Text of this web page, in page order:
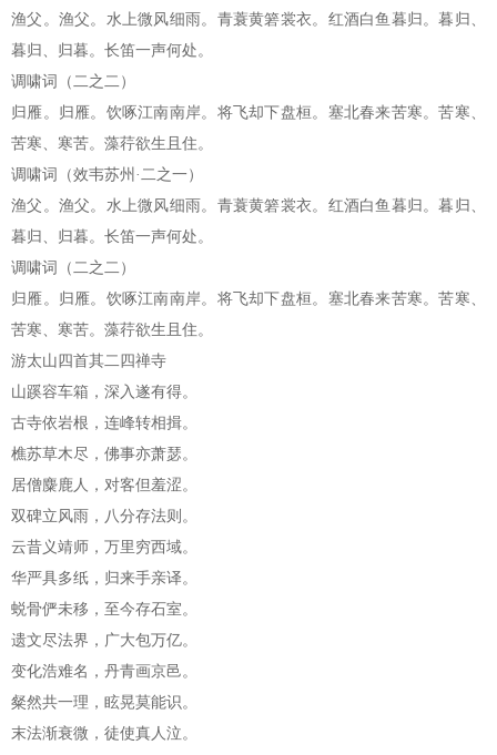
渔父。渔父。水上微风细雨。青蓑黄箬裳衣。红酒白鱼暮归。暮归、
暮归、归暮。长笛一声何处。
调啸词（二之二）
归雁。归雁。饮啄江南南岸。将飞却下盘桓。塞北春来苦寒。苦寒、
苦寒、寒苦。藻荇欲生且住。
调啸词（效韦苏州·二之一）
渔父。渔父。水上微风细雨。青蓑黄箬裳衣。红酒白鱼暮归。暮归、
暮归、归暮。长笛一声何处。
调啸词（二之二）
归雁。归雁。饮啄江南南岸。将飞却下盘桓。塞北春来苦寒。苦寒、
苦寒、寒苦。藻荇欲生且住。
游太山四首其二四禅寺
山蹊容车箱，深入遂有得。
古寺依岩根，连峰转相揖。
樵苏草木尽，佛事亦萧瑟。
居僧麋鹿人，对客但羞涩。
双碑立风雨，八分存法则。
云昔义靖师，万里穷西域。
华严具多纸，归来手亲译。
蜕骨俨未移，至今存石室。
遗文尽法界，广大包万亿。
变化浩难名，丹青画京邑。
粲然共一理，眩晃莫能识。
末法渐衰微，徒使真人泣。